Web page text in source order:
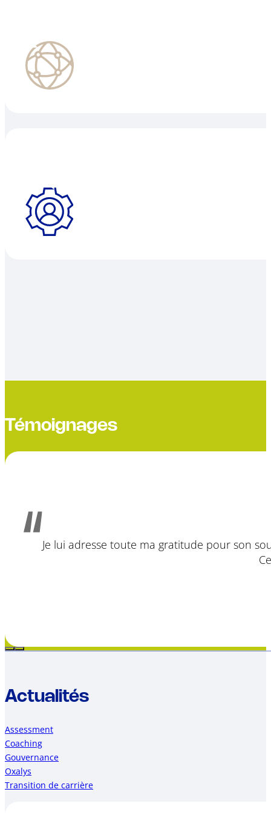
Témoignages
Je lui adresse toute ma gratitude pour son
Actualités
Assessment
Coaching
Gouvernance
Oxalys
Transition de carrière